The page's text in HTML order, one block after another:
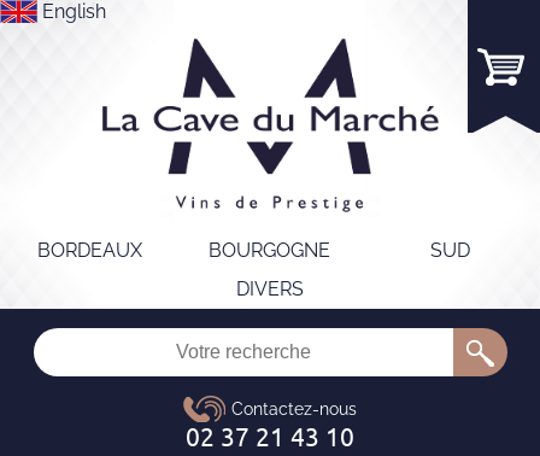
English
BORDEAUX BOURGOGNE
SUD
DIVERS